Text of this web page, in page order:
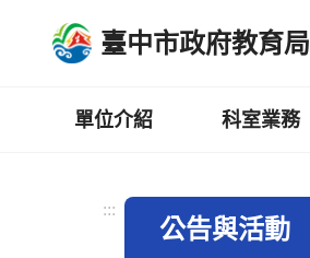
臺中市政府教育局
單位介紹 科室業務
:::
公告與活動